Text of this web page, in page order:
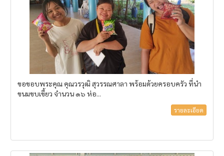
ขอขอบพระคุณ คุณวรวุฒิ สุวรรณศาลา พร้อมด้วยครอบครัว ที่นำ
ขนมขบเขี้ยว จำนวน ๑๖ ห่อ...
รายละเอียด